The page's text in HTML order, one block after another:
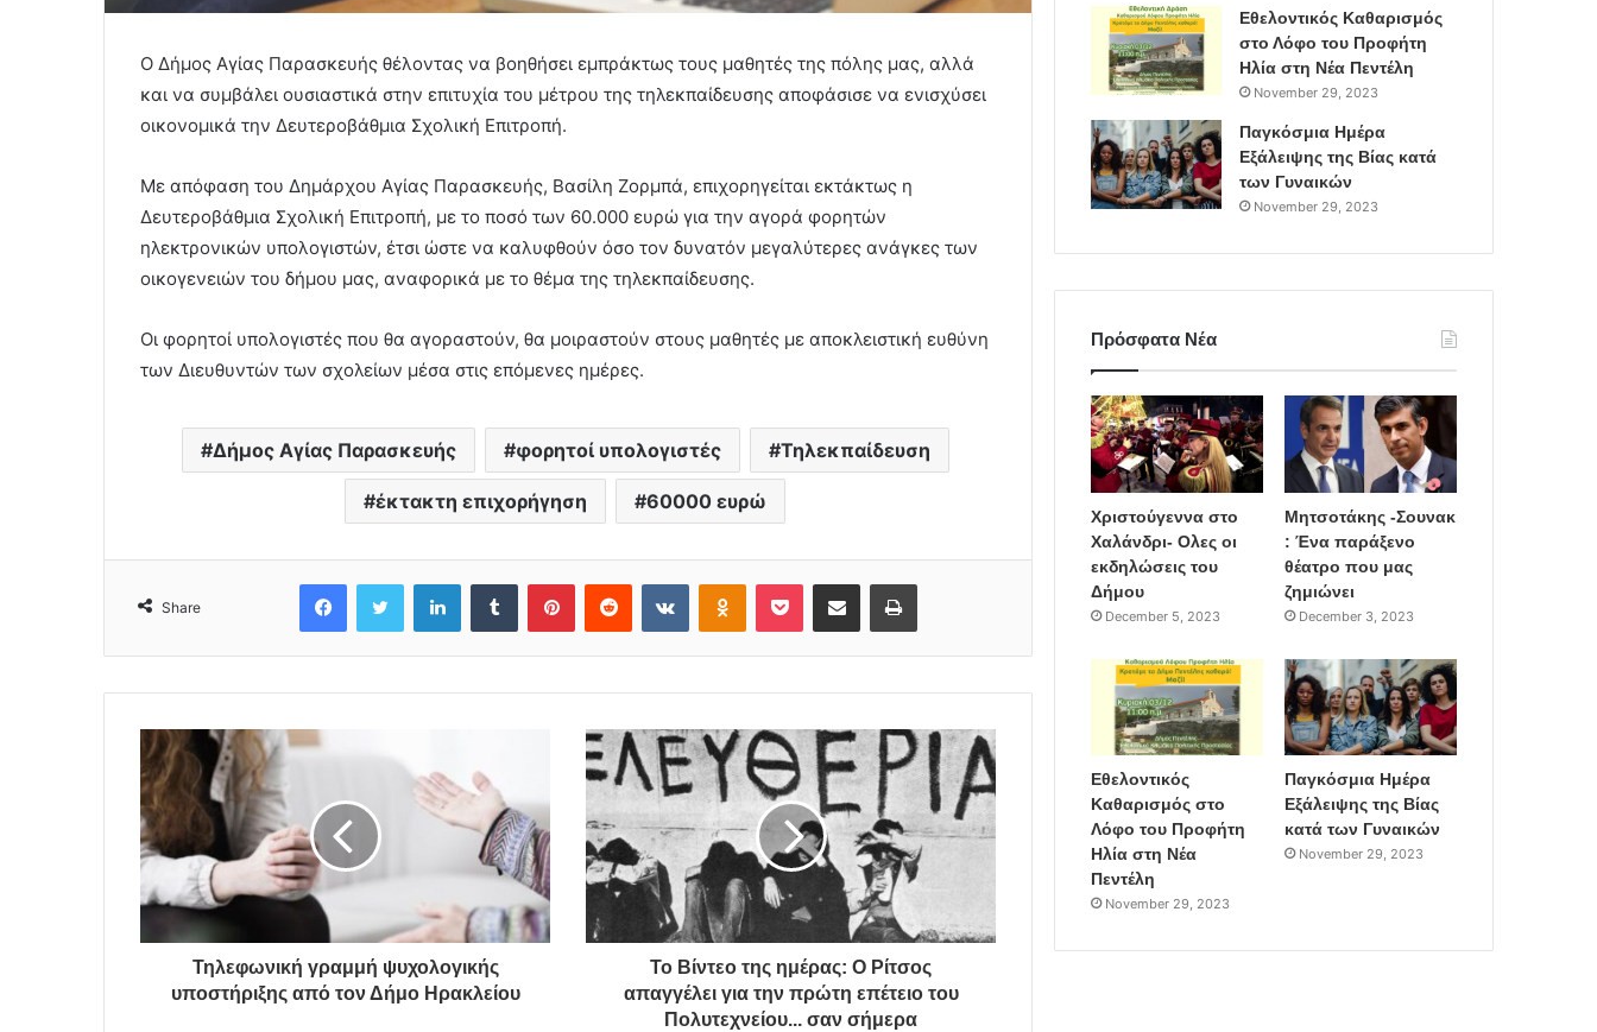
Ο Δήμος Αγίας Παρασκευής θέλοντας να βοηθήσει εμπράκτως τους μαθητές της πόλης μας, αλλά
και να συμβάλει ουσιαστικά στην επιτυχία του μέτρου της τηλεκπαίδευσης αποφάσισε να ενισχύσει
οικονομικά την Δευτεροβάθμια Σχολική Επιτροπή.
Με απόφαση του Δημάρχου Αγίας Παρασκευής, Βασίλη Ζορμπά, επιχορηγείται εκτάκτως η
Δευτεροβάθμια Σχολική Επιτροπή, με το ποσό των 60.000 ευρώ για την αγορά φορητών
ηλεκτρονικών υπολογιστών, έτσι ώστε να καλυφθούν όσο τον δυνατόν μεγαλύτερες ανάγκες των
οικογενειών του δήμου μας, αναφορικά με το θέμα της τηλεκπαίδευσης.
Οι φορητοί υπολογιστές που θα αγοραστούν, θα μοιραστούν στους μαθητές με αποκλειστική ευθύνη
των Διευθυντών των σχολείων μέσα στις επόμενες ημέρες.
Δήμος Αγίας Παρασκευής φορητοί υπολογιστές Τηλεκπαίδευση
έκτακτη επιχορήγηση 60000 ευρώ
Share
Τηλεφωνική γραμμή ψυχολογικής
υποστήριξης από τον Δήμο Ηρακλείου
Το Βίντεο της ημέρας: Ο Ρίτσος
απαγγέλει για την πρώτη επέτειο του
Πολυτεχνείου... σαν σήμερα
Εθελοντικός Καθαρισμός
στο Λόφο του Προφήτη
Ηλία στη Νέα Πεντέλη
November 29, 2023
Παγκόσμια Ημέρα
Εξάλειψης της Βίας κατά
των Γυναικών
November 29, 2023
Πρόσφατα Νέα
Χριστούγεννα στο
Χαλάνδρι- Ολες οι
εκδηλώσεις του
Δήμου
December 5, 2023
Μητσοτάκης -Σουνακ
: Ένα παράξενο
θέατρο που μας
ζημιώνει
December 3, 2023
Εθελοντικός
Καθαρισμός στο
Λόφο του Προφήτη
Ηλία στη Νέα
Πεντέλη
November 29, 2023
Παγκόσμια Ημέρα
Εξάλειψης της Βίας
κατά των Γυναικών
November 29, 2023